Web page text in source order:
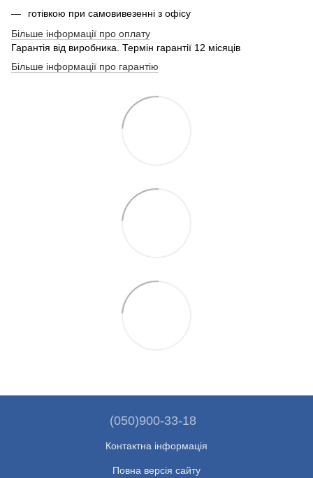
готівкою при самовивезенні з офісу
Більше інформації про оплату
Гарантія від виробника. Термін гарантії 12 місяців
Більше інформації про гарантію
(050)900-33-18
Контактна інформація
Повна версія сайту